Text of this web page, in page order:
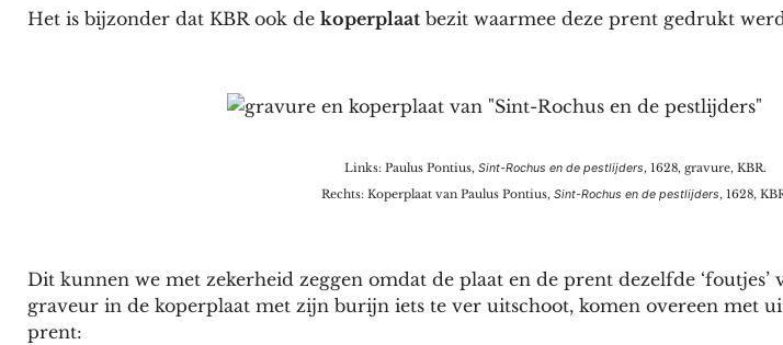
Het is bijzonder dat KBR ook de koperplaat bezit waarmee deze prent gedrukt
Links: Paulus Pontius, Sint-Rochus en de pestlijders, 1628, gravure, KBR.
Rechts: Koperplaat van Paulus Pontius, Sint-Rochus en de pestlijders, 1628,
Dit kunnen we met zekerheid zeggen omdat de plaat en de prent dezelfde ‘foutjes’
graveur in de koperplaat met zijn burijn iets te ver uitschoot, komen overeen met
prent: